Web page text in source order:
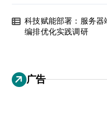
科技赋能部署：服务器
编排优化实践调研
广告